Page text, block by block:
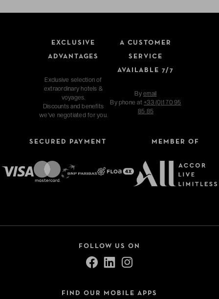
EXCLUSIVE
ADVANTAGES
Exclusive selection of
extraordinary hotels &
voyages.
Discounts and benefits
we've negotiated for you.
A CUSTOMER
SERVICE
AVAILABLE 7/7
Byemail
By phone at+33 (0)1 70 95
85 85
SECURED PAYMENT MEMBER OF
FOLLOW US ON
FIND OUR MOBILE APPS